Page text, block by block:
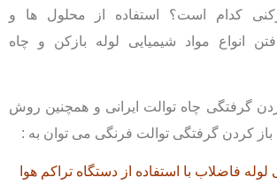
کدام است؟ استفاده از محلول ها و
انواع مواد شیمیایی لوله بازکن و چاه
گرفتگی چاه توالت ایرانی و همچنین روش
کردن گرفتگی توالت فرنگی می توان به :
لوله فاضلاب با استفاده از دستگاه تراکم هوا